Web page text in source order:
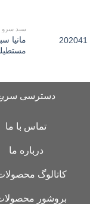
سبد سرو
مانیا
دسترسی
تماس با ما
درباره ما
کاتالوگ
بروشور